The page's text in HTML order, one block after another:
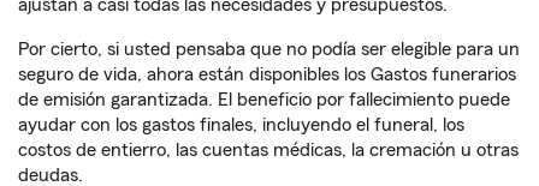
ajustan a casi todas las necesidades y presupuestos.
Por cierto, si usted pensaba que no podía ser elegible para un
seguro de vida, ahora están disponibles los Gastos funerarios
de emisión garantizada. El beneficio por fallecimiento puede
ayudar con los gastos finales, incluyendo el funeral, los
costos de entierro, las cuentas médicas, la cremación u otras
deudas.